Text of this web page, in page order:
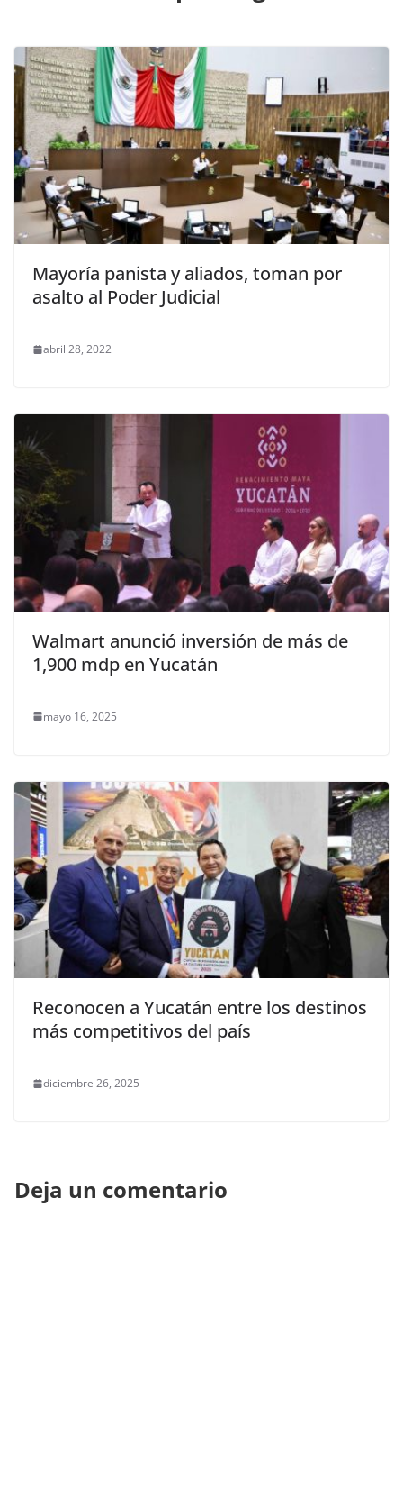
Mayoría panista y aliados, toman por
asalto al Poder Judicial
abril 28, 2022
Walmart anunció inversión de más de
1,900 mdp en Yucatán
mayo 16, 2025
Reconocen a Yucatán entre los destinos
más competitivos del país
diciembre 26, 2025
Deja un comentario